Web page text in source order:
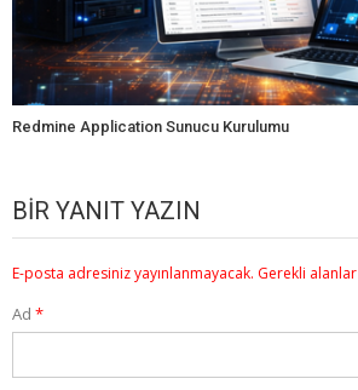
Redmine Application Sunucu Kurulumu
BIR YANIT YAZIN
E-posta adresiniz yayınlanmayacak. Gerekli alanlar
Ad *